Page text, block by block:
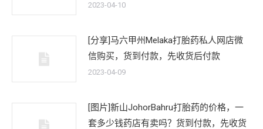
2023-04-10
[分享]马六甲州Melaka打胎药私人网店微
信购买，货到付款，先收货后付款
2023-04-09
[图片]新山JohorBahru打胎药的价格，一
套多少钱药店有卖吗？货到付款，先收货